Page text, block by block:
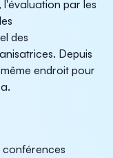
l'évaluation par les
des
Depuis
endroit pour
conférences